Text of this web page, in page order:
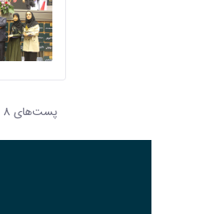
پست‌‌های 8
هر